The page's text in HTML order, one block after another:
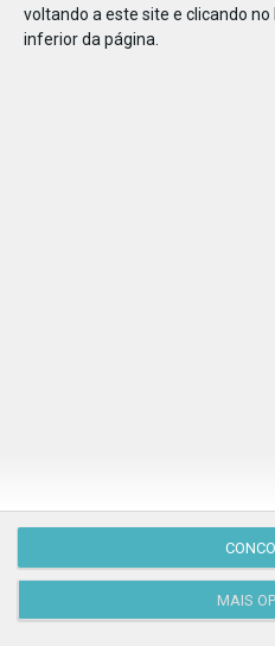
voltando a este site e clicando
inferior da página.
MAIS